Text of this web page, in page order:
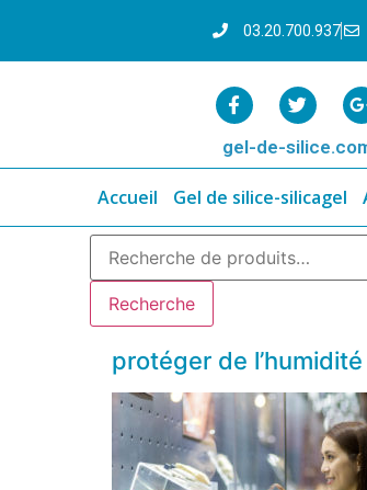
03.20.700.937
gel-de-
Accueil Gel de silice-silicagel
Recherche
protéger de